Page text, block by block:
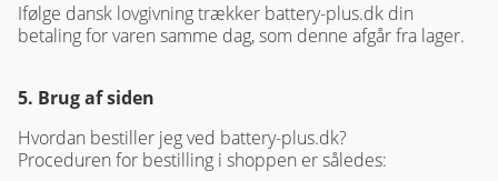
Ifølge dansk lovgivning trækker battery-plus.dk din
betaling for varen samme dag, som denne afgår fra lager.
5. Brug af siden
Hvordan bestiller jeg ved battery-plus.dk?
Proceduren for bestilling i shoppen er således: